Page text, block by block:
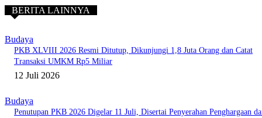
BERITA LAINNYA
Budaya
PKB XLVIII 2026 Resmi Ditutup, Dikunjungi 1,8 Juta Orang dan Catat
Transaksi UMKM Rp5 Miliar
12 Juli 2026
Budaya
Penutupan PKB 2026 Digelar 11 Juli, Disertai Penyerahan Penghargaan